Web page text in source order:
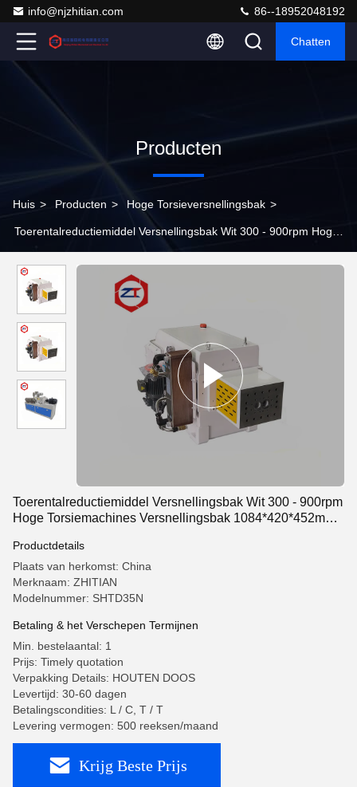
info@njzhitian.com 86--18952048192
Chatten
Producten
Huis > Producten > Hoge Torsieversnellingsbak >
Toerentalreductiemiddel Versnellingsbak Wit 300 - 900rpm Hoge
Laboratorium
Toerentalreductiemiddel Versnellingsbak Wit 300 - 900rpm
Hoge Torsiemachines Versnellingsbak 1084*420*452mm
Productdetails
Plaats van herkomst: China
Merknaam: ZHITIAN
Modelnummer: SHTD35N
Betaling & het Verschepen Termijnen
Min. bestelaantal: 1
Prijs: Timely quotation
Verpakking Details: HOUTEN DOOS
Levertijd: 30-60 dagen
Betalingscondities: L / C, T / T
Levering vermogen: 500 reeksen/maand
Krijg Beste Prijs